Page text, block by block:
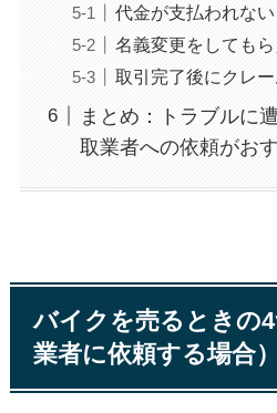
代金が支払われない
名義変更をしても
取引完了後にクレ
まとめ：トラブルに
取業者への依頼がお
バイクを売るときの
業者に依頼する場合）